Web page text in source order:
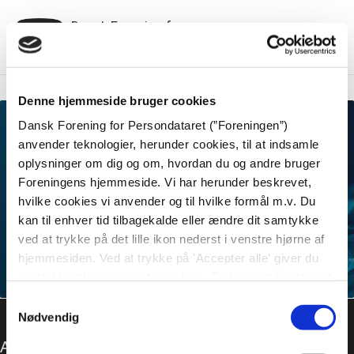
Denne hjemmeside bruger cookies
Dansk Forening for Persondataret (”Foreningen”)
anvender teknologier, herunder cookies, til at indsamle
oplysninger om dig og om, hvordan du og andre bruger
Foreningens hjemmeside. Vi har herunder beskrevet,
hvilke cookies vi anvender og til hvilke formål m.v. Du
kan til enhver tid tilbagekalde eller ændre dit samtykke
ved at trykke på det lille ikon nederst i venstre hjørne af
hjemmesiden. Ved at trykke på 'Accepter alle' giver du
at benytte checkboksene ud for hver cookie-betegnelse,
og derefter trykke på 'Gem indstillinger'. Læs mere om
Samtykkevalg
Nødvendig
Dansk Forening for
Menu
Generalforsamling og
medlemsarrangement om overførsel af
personoplysninger mellem EU og USA
mandag den 24. april 2023
Indkaldelse-til-DFfP-Generalforsamling-2023-002 Download
Adresse